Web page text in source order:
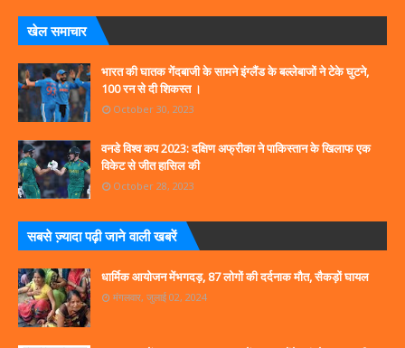
खेल समाचार
भारत की घातक गेंदबाजी के सामने इंग्लैंड के बल्लेबाजों ने टेके घुटने,
100 रन से दी शिकस्त ।
October 30, 2023
वनडे विश्व कप 2023: दक्षिण अफ्रीका ने पाकिस्तान के खिलाफ एक
विकेट से जीत हासिल की
October 28, 2023
सबसे ज्‍़यादा पढ़ी जाने वाली खबरें
धार्मिक आयोजन मेंभगदड़, 87 लोगों की दर्दनाक मौत, सैकड़ों घायल
मंगलवार, जुलाई 02, 2024